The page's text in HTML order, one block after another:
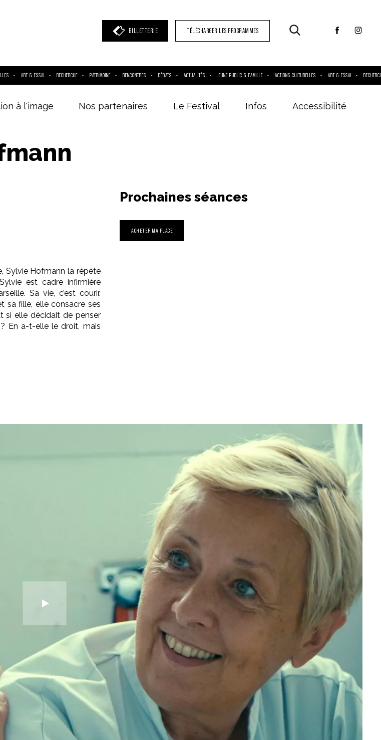
BILLETTERIE TÉLÉCHARGER LES PROGRAMMES
ART & ESSAI RECHERCHE PATRIMOINE RENCONTRES DÉBATS ACTUALITÉS JEUNE PUBLIC & FAMILLE ACTIONS CULTURELLES ART & ESSAI
à l'image Nos partenaires Le Festival Infos Accessibilité
Sylvie Hofmann la répète
est cadre infirmière
Sa vie, c’est courir.
sa fille, elle consacre ses
si elle décidait de penser
En a-t-elle le droit, mais
Prochaines séances
ACHETER MA PLACE